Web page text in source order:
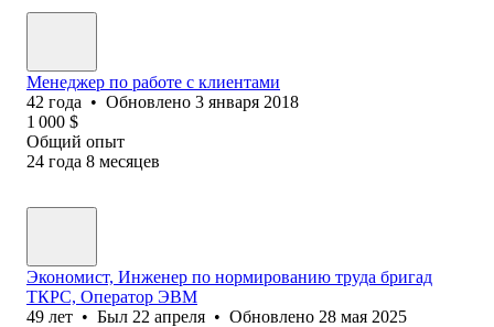
Менеджер по работе с клиентами
42 года • Обновлено 3 января 2018
1 000 $
Общий опыт
24 года 8 месяцев
Экономист, Инженер по нормированию труда бригад
ТКРС, Оператор ЭВМ
49 лет • Был 22 апреля • Обновлено 28 мая 2025